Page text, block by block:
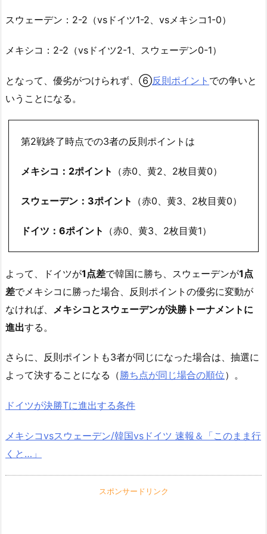
スウェーデン：2-2（vsドイツ1-2、vsメキシコ1-0）
メキシコ：2-2（vsドイツ2-1、スウェーデン0-1）
となって、優劣がつけられず、⑥反則ポイント での争いと
いうことになる。
第2戦終了時点での3者の反則ポイントは
メキシコ：2ポイント （赤0、黄2、2枚目黄0）
スウェーデン：3ポイント （赤0、黄3、2枚目黄0）
ドイツ：6ポイント （赤0、黄3、2枚目黄1）
よって、ドイツが1点差で韓国に勝ち、スウェーデンが1点
差でメキシコに勝った場合、反則ポイントの優劣に変動が
なければ、
メキシコとスウェーデンが決勝トーナメントに
進出する。
さらに、反則ポイントも3者が同じになった場合は、抽選に
よって決することになる（勝ち点が同じ場合の順位）。
ドイツが決勝Tに進出する条件
メキシコvsスウェーデン/韓国vsドイツ 速報＆「このまま行
くと…」
スポンサードリンク